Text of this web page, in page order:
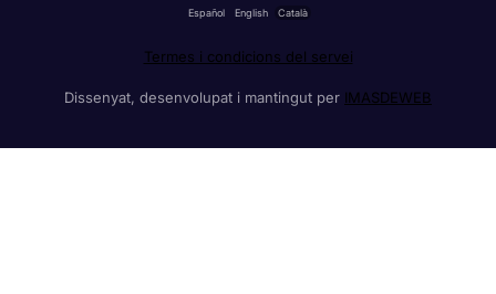
Español English Català
Termes i condicions del servei
Dissenyat, desenvolupat i mantingut per IMASDEWEB